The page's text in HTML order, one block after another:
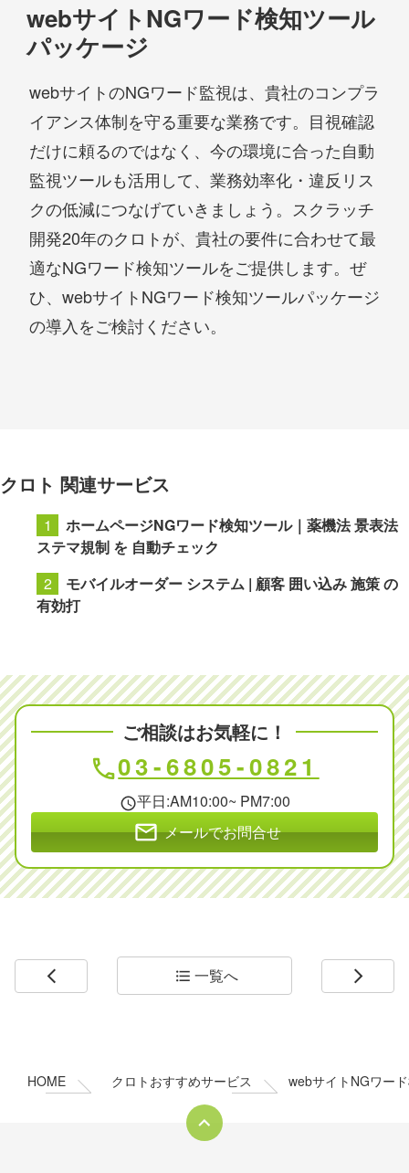
webサイトNGワード検知ツール
パッケージ
webサイトのNGワード監視は、貴社のコンプラ
イアンス体制を守る重要な業務です。目視確認
だけに頼るのではなく、今の環境に合った自動
監視ツールも活用して、業務効率化・違反リス
クの低減につなげていきましょう。スクラッチ
開発20年のクロトが、貴社の要件に合わせて最
適なNGワード検知ツールをご提供します。ぜ
ひ、webサイトNGワード検知ツールパッケージ
の導入をご検討ください。
クロト 関連サービス
ホームページNGワード検知ツール｜薬機法 景表法
ステマ規制 を 自動チェック
モバイルオーダー システム | 顧客 囲い込み 施策 の
有効打
ご相談はお気軽に！
phone03-6805-0821
schedule平日:AM10:00~ PM7:00
mail メールでお問合せ
arrow_back_ios format_list_bulleted 一覧へ arrow_forward_ios
HOME クロトおすすめサービス webサイトNGワー